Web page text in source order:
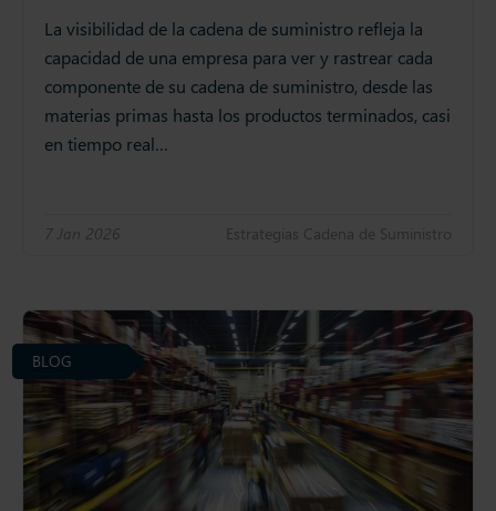
La visibilidad de la cadena de suministro refleja la
capacidad de una empresa para ver y rastrear cada
componente de su cadena de suministro, desde las
materias primas hasta los productos terminados, casi
en tiempo real…
7 Jan 2026 Estrategias Cadena de Suministro
BLOG